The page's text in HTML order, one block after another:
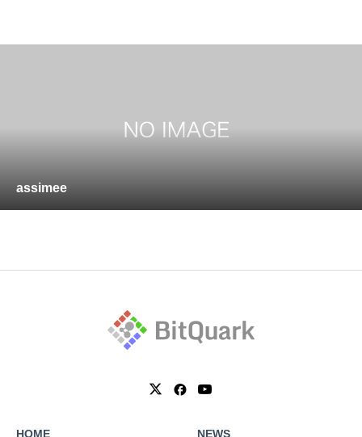
assimee
HOME NEWS